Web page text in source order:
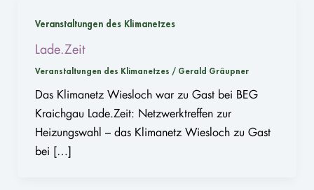
Veranstaltungen des Klimanetzes
Lade.Zeit
Veranstaltungen des Klimanetzes / Gerald Gräupner
Das Klimanetz Wiesloch war zu Gast bei BEG
Kraichgau Lade.Zeit: Netzwerktreffen zur
Heizungswahl – das Klimanetz Wiesloch zu Gast
bei […]